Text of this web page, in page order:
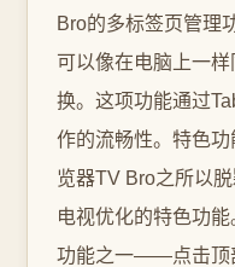
Bro的多标签页管理
可以像在电脑上一
换。这项功能通过
作的流畅性。特色
览器TV Bro之所以
电视优化的特色功
功能之一——点击顶